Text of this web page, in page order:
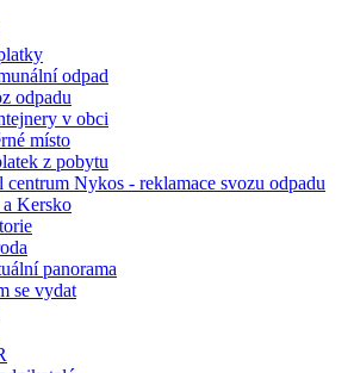
odpad
odpadu
v obci
místo
z pobytu
centrum Nykos - reklamace svozu odpadu
Kersko
panorama
se vydat